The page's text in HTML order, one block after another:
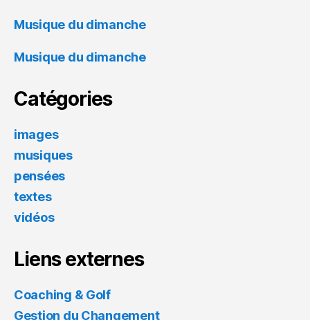
Musique du dimanche
Musique du dimanche
Catégories
images
musiques
pensées
textes
vidéos
Liens externes
Coaching & Golf
Gestion du Changement